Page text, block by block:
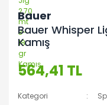
Bauer
Bauer Whisper
Kamış
564,41 TL
Kategori